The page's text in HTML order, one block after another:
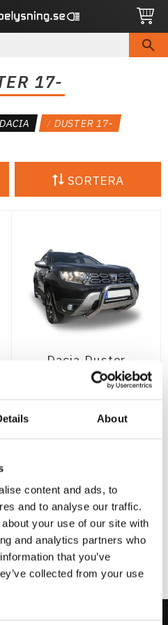
About
content and ads, to
and to analyse our traffic.
your use of our site with
and analytics partners who
that you’ve
collected from your use
17-
DACIA DUSTER 17-
SORTERA
Dacia Duster
2017-2023
Modellanpassat
Osram SX500
KÖP